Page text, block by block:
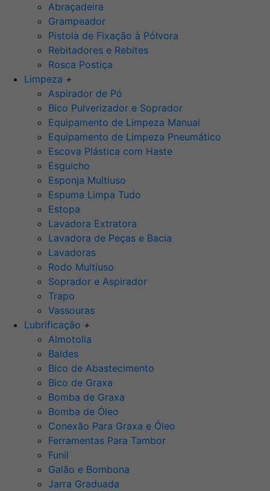
Abraçadeira
Grampeador
Pistola de Fixação à Pólvora
Rebitadores e Rebites
Rosca Postiça
Limpeza +
Aspirador de Pó
Bico Pulverizador e Soprador
Equipamento de Limpeza Manual
Equipamento de Limpeza Pneumático
Escova Plástica com Haste
Esguicho
Esponja Multiuso
Espuma Limpa Tudo
Estopa
Lavadora Extratora
Lavadora de Peças e Bacia
Lavadoras
Rodo Multiuso
Soprador e Aspirador
Trapo
Vassouras
Lubrificação +
Almotolia
Baldes
Bico de Abastecimento
Bico de Graxa
Bomba de Graxa
Bomba de Óleo
Conexão Para Graxa e Óleo
Ferramentas Para Tambor
Funil
Galão e Bombona
Jarra Graduada